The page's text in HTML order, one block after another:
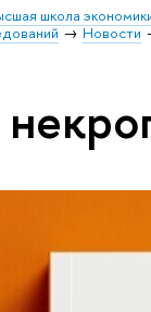
школа
Новости